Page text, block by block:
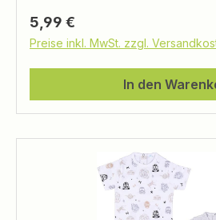
Regulärer Preis:
5,99 €
Preise inkl. MwSt. zzgl.
In den